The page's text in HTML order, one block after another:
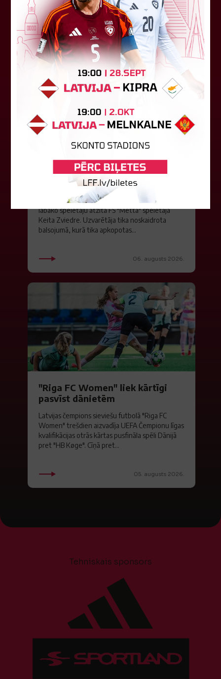
aizvadīja divi Latvijas klubi. FC RFS izbraukumā ar
0:2 zaudēja Čehijas "Jablonec"...
06. augusts 2026.
Jūlijā par labāko "LuckyBet" SFL
atzīta Keita Zviedre
Par "LuckyBet" Sieviešu futbola līgas jūnija
labāko spēlētāju atzīta FS "Metta" spēlētāja
Keita Zviedre. Uzvarētāja tika noskaidrota
balsojumā, kurā tika apkopotas...
06. augusts 2026.
"Riga FC Women" liek kārtīgi
pasvīst dānietēm
Latvijas čempions sieviešu futbolā "Riga FC
Women" trešdien aizvadīja UEFA Čempionu līgas
kvalifikācijas otrās kārtas pusfināla spēli Dānijā
pret "HB Køge". Cīņā pret...
05. augusts 2026.
Tehniskais sponsors